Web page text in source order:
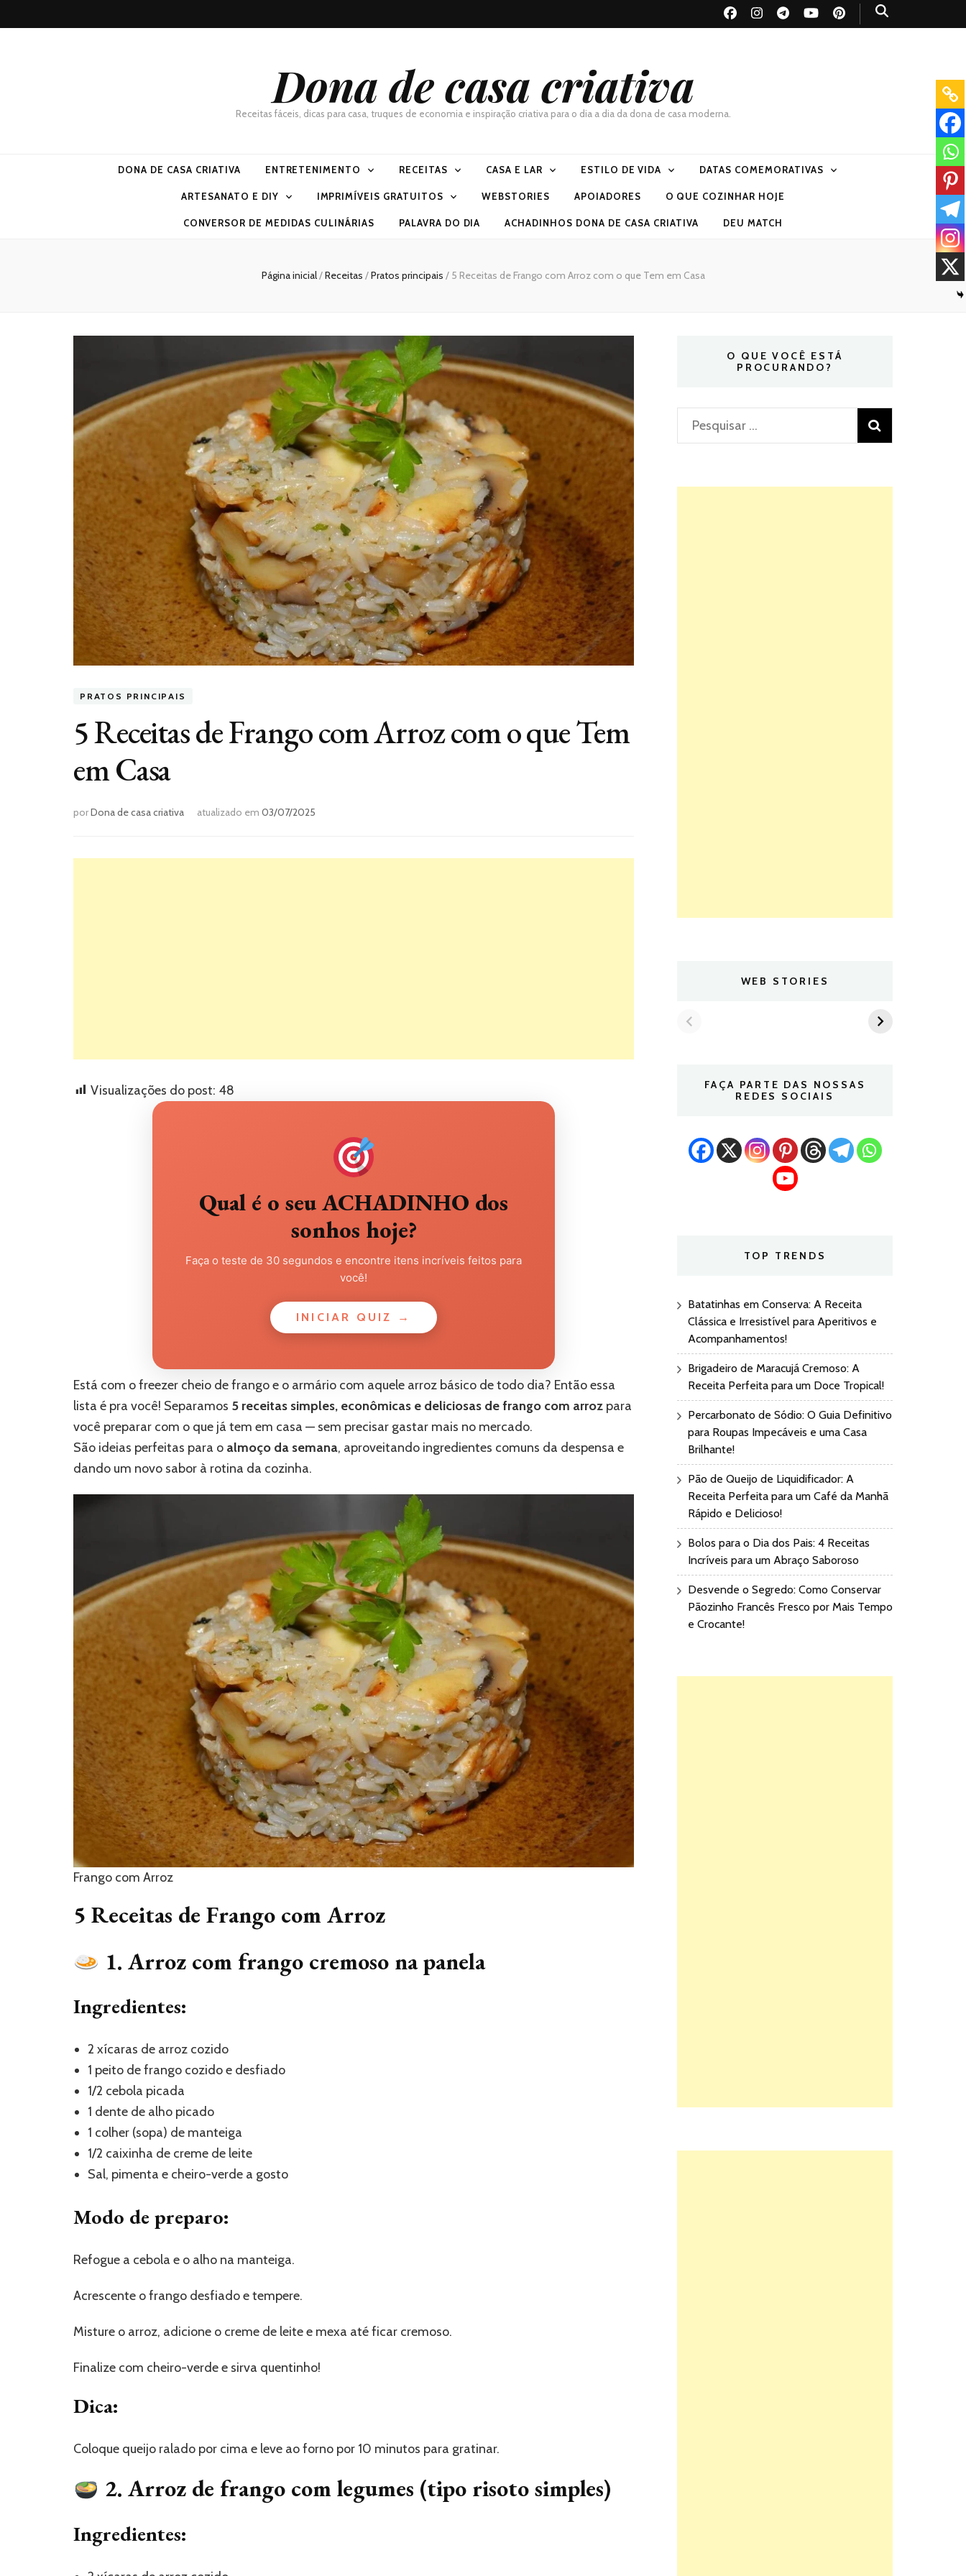
Dona de casa criativa
Receitas fáceis, dicas para casa, truques de economia e inspiração criativa para o dia a dia da dona de casa moderna.
DONA DE CASA CRIATIVA ENTRETENIMENTO RECEITAS CASA E LAR ESTILO DE VIDA DATAS COMEMORATIVAS
ARTESANATO E DIY IMPRIMÍVEIS GRATUITOS WEBSTORIES APOIADORES O QUE COZINHAR HOJE
CONVERSOR DE MEDIDAS CULINÁRIAS PALAVRA DO DIA ACHADINHOS DONA DE CASA CRIATIVA DEU MATCH
Página inicial/Receitas /Pratos principais / 5 Receitas de Frango com Arroz com o que Tem em Casa
PRATOS PRINCIPAIS
5 Receitas de Frango com Arroz com o que Tem
em Casa
porDona de casa criativa atualizado em 03/07/2025
Visualizações do post: 48
Qual é o seu ACHADINHO dos
sonhos hoje?
Faça o teste de 30 segundos e encontre itens incríveis feitos para
você!
INICIAR QUIZ →
Está com o freezer cheio de frango e o armário com aquele arroz básico de todo dia? Então essa
lista é pra você! Separamos 5 receitas simples, econômicas e deliciosas de frango com arroz para
você preparar com o que já tem em casa — sem precisar gastar mais no mercado.
São ideias perfeitas para o almoço da semana, aproveitando ingredientes comuns da despensa e
dando um novo sabor à rotina da cozinha.
Frango com Arroz
5 Receitas de Frango com Arroz
1. Arroz com frango cremoso na panela
Ingredientes:
2 xícaras de arroz cozido
1 peito de frango cozido e desfiado
1/2 cebola picada
1 dente de alho picado
1 colher (sopa) de manteiga
1/2 caixinha de creme de leite
Sal, pimenta e cheiro-verde a gosto
Modo de preparo:
Refogue a cebola e o alho na manteiga.
Acrescente o frango desfiado e tempere.
Misture o arroz, adicione o creme de leite e mexa até ficar cremoso.
Finalize com cheiro-verde e sirva quentinho!
Dica:
Coloque queijo ralado por cima e leve ao forno por 10 minutos para gratinar.
2. Arroz de frango com legumes (tipo risoto simples)
Ingredientes:
O QUE VOCÊ ESTÁ
PROCURANDO?
Pesquisar
por:
WEB STORIES
FAÇA PARTE DAS NOSSAS
REDES SOCIAIS
TOP TRENDS
Batatinhas em Conserva: A Receita
Clássica e Irresistível para Aperitivos e
Acompanhamentos!
Brigadeiro de Maracujá Cremoso: A
Receita Perfeita para um Doce Tropical!
Percarbonato de Sódio: O Guia Definitivo
para Roupas Impecáveis e uma Casa
Brilhante!
Pão de Queijo de Liquidificador: A
Receita Perfeita para um Café da Manhã
Rápido e Delicioso!
Bolos para o Dia dos Pais: 4 Receitas
Incríveis para um Abraço Saboroso
Desvende o Segredo: Como Conservar
Pãozinho Francês Fresco por Mais Tempo
e Crocante!